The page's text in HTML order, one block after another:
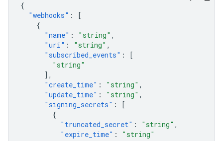
{
"webhooks" :
[
{
"name" : "string" ,
"uri" : "string" ,
"subscribed_events" :
[
"string"
],
"create_time" : "string" ,
"update_time" : "string" ,
"signing_secrets" :
[
{
"truncated_secret" : "string" ,
"expire_time" :
"string"